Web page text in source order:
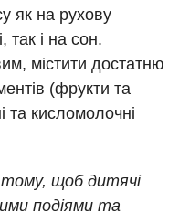
як на рухову
так і на сон.
містити достатню
(фрукти та
та кисломолочні
щоб дитячі
подіями та